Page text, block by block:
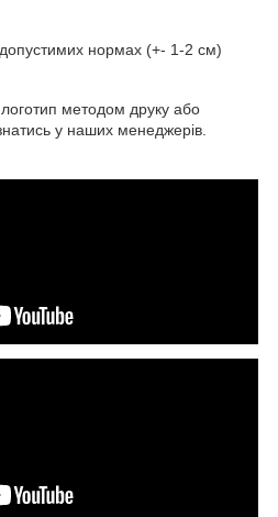
нормах (+- 1-2 см)
методом друку або
у наших менеджерів.